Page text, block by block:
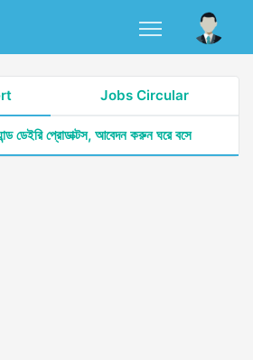
Jobs Circular
ডেইরি প্রোডাক্টস, আবেদন করুন ঘরে বসে